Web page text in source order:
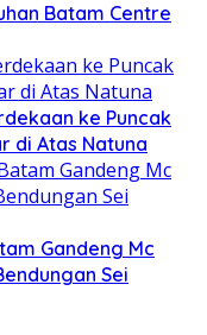
Batam Centre
ke Puncak
di Atas Natuna
Gandeng Mc
Sei